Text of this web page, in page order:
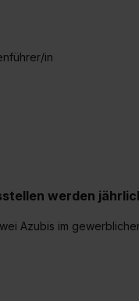
in
werden
Azubis im